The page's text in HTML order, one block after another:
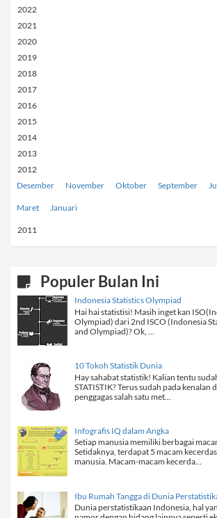
2022
2021
2020
2019
2018
2017
2016
2015
2014
2013
2012
Desember November Oktober September
Maret Januari
2011
Populer Bulan Ini
Indonesia Statistics Olympiad
Hai hai statistisi! Masih inget kan
Olympiad) dari 2nd ISCO (Indonesia
and Olympiad)? Ok, ...
10 Tokoh Statistik Dunia
Hay sahabat statistik! Kalian tentu
STATISTIK? Terus sudah pada kenalan
penggagas salah satu met...
Infografis IQ dalam Angka
Setiap manusia memiliki berbagai
Setidaknya, terdapat 5 macam
manusia. Macam-macam kecerda...
Ibu Rumah Tangga di Dunia
Dunia perstatistikaan Indonesia, hal